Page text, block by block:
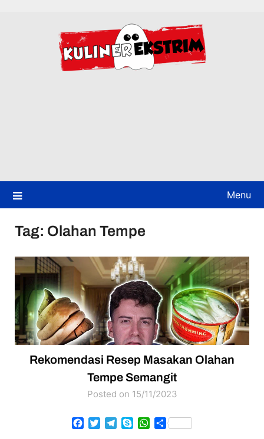
Menu
Tag: Olahan Tempe
Rekomendasi Resep Masakan Olahan
Tempe Semangit
Posted on 15/11/2023
Facebook
TwitterTelegram
SkypeWhatsApp
Share